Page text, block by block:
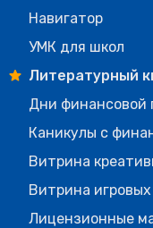
Навигатор
УМК для школ
Литературный
Дни финансовой
Каникулы с
Витрина
Витрина
Лицензионные